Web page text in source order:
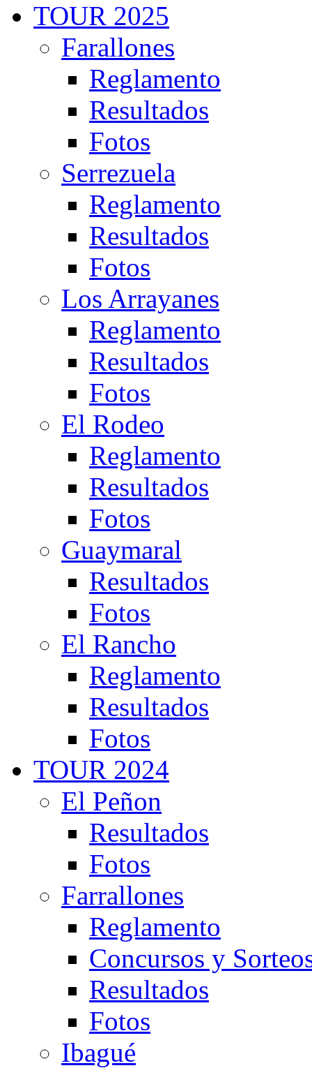
TOUR 2025
Farallones
Reglamento
Resultados
Fotos
Serrezuela
Reglamento
Resultados
Fotos
Los Arrayanes
Reglamento
Resultados
Fotos
El Rodeo
Reglamento
Resultados
Fotos
Guaymaral
Resultados
Fotos
El Rancho
Reglamento
Resultados
Fotos
TOUR 2024
El Peñon
Resultados
Fotos
Farrallones
Reglamento
Concursos y
Resultados
Fotos
Ibagué